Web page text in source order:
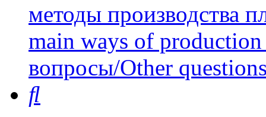
методы производства
main ways of
вопросы/Other